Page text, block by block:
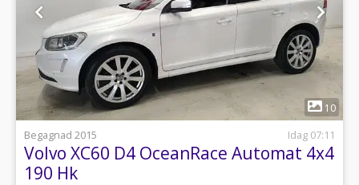
1
10
Begagnad 2015
Idag 07:11
Volvo XC60 D4 OceanRace Automat 4x4
190 Hk